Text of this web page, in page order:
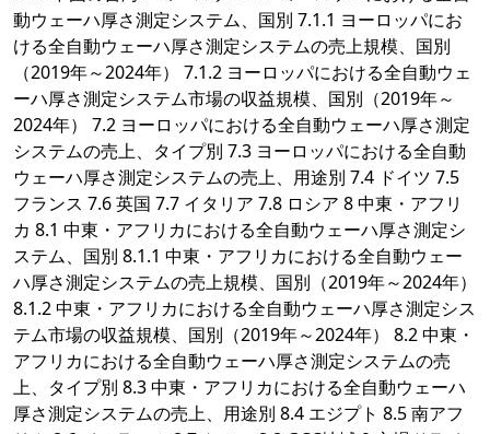
動ウェーハ厚さ測定システム、国別 7.1.1 ヨーロッパにお
ける全自動ウェーハ厚さ測定システムの売上規模、国別
（2019年～2024年） 7.1.2 ヨーロッパにおける全自動ウェ
ーハ厚さ測定システム市場の収益規模、国別（2019年～
2024年） 7.2 ヨーロッパにおける全自動ウェーハ厚さ測定
システムの売上、タイプ別 7.3 ヨーロッパにおける全自動
ウェーハ厚さ測定システムの売上、用途別 7.4 ドイツ 7.5
フランス 7.6 英国 7.7 イタリア 7.8 ロシア 8 中東・アフリ
カ 8.1 中東・アフリカにおける全自動ウェーハ厚さ測定シ
ステム、国別 8.1.1 中東・アフリカにおける全自動ウェー
ハ厚さ測定システムの売上規模、国別（2019年～2024年）
8.1.2 中東・アフリカにおける全自動ウェーハ厚さ測定シス
テム市場の収益規模、国別（2019年～2024年） 8.2 中東・
アフリカにおける全自動ウェーハ厚さ測定システムの売
上、タイプ別 8.3 中東・アフリカにおける全自動ウェーハ
厚さ測定システムの売上、用途別 8.4 エジプト 8.5 南アフ